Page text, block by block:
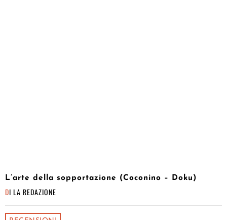
L’arte della sopportazione (Coconino – Doku)
DI LA REDAZIONE